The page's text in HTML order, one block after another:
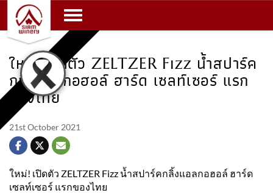
Toggle navigation
ใหม่! เปิดตัว ZELTZER Fizz น้ำสปาร์ค
กลิ้งแอลกอฮอล์ ฮาร์ด เซลท์เซอร์ แรก
ของไทย
21st October 2021
ใหม่! เปิดตัว ZELTZER Fizz น้ำสปาร์คกลิ้งแอลกอฮอล์ ฮาร์ด
เซลท์เซอร์ แรกของไทย